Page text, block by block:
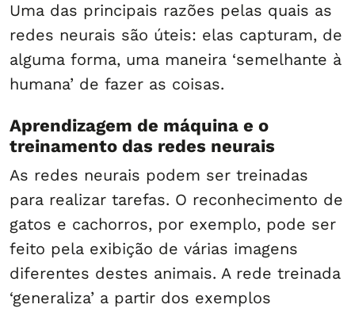
Uma das principais razões pelas quais as
redes neurais são úteis: elas capturam, de
alguma forma, uma maneira ‘semelhante à
humana’ de fazer as coisas.
Aprendizagem de máquina e o
treinamento das redes neurais
As redes neurais podem ser treinadas
para realizar tarefas. O reconhecimento de
gatos e cachorros, por exemplo, pode ser
feito pela exibição de várias imagens
diferentes destes animais. A rede treinada
‘generaliza’ a partir dos exemplos